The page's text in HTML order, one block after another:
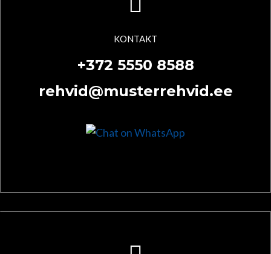
KONTAKT
+372 5550 8588
rehvid@musterrehvid.ee